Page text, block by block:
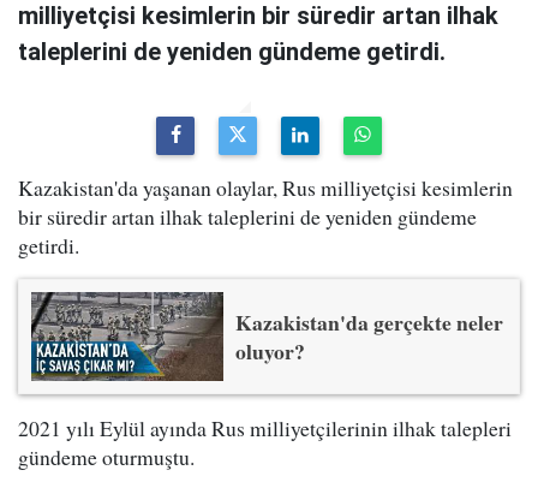
milliyetçisi kesimlerin bir süredir artan ilhak
taleplerini de yeniden gündeme getirdi.
Kazakistan'da yaşanan olaylar, Rus milliyetçisi kesimlerin
bir süredir artan ilhak taleplerini de yeniden gündeme
getirdi.
Kazakistan'da gerçekte neler
oluyor?
2021 yılı Eylül ayında Rus milliyetçilerinin ilhak talepleri
gündeme oturmuştu.